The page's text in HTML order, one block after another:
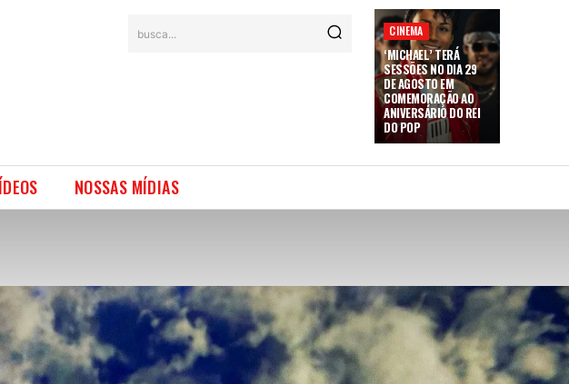
busca... CINEMA
‘MICHAEL’ TERÁ
SESSÕES NO DIA 29
DE AGOSTO EM
COMEMORAÇÃO AO
ANIVERSÁRIO DO REI
DO POP
NOSSAS MÍDIAS